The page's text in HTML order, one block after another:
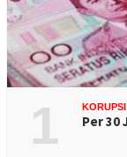
1 KORUPSI
Per 30